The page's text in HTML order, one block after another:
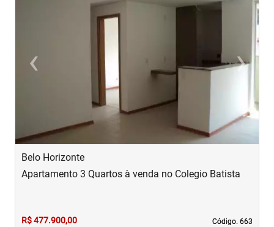
‹Previous ›Next
Belo Horizonte
Código. 663
Código. 663
Apartamento 3 Quartos à venda no Colegio Batista
R$ 477.900,00